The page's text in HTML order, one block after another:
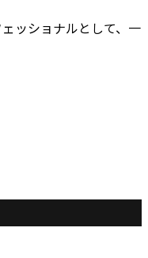
ッショナルとして、一